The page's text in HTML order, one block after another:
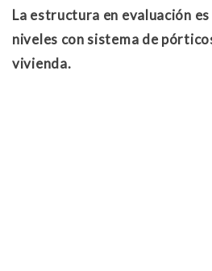
La estructura en evaluación
niveles con sistema de
vivienda.